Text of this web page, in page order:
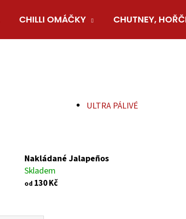
CHILLI OMÁČKY CHUTNEY,
ULTRA PÁLIVÉ
Nakládané Jalapeños
Skladem
od 130 Kč